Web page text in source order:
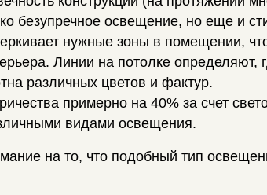
безупречное освещение, но еще и
нужные зоны в помещении,
Линии на потолке определяют,
различных цветов и фактур.
примерно на 40% за счет
видами освещения.
на то, что подобный тип